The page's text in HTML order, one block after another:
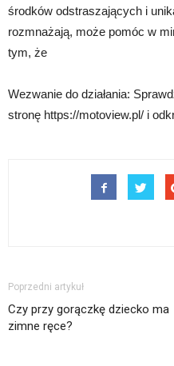
środków odstraszających i
rozmnażają, może pomóc w
tym, że
Wezwanie do działania:
stronę https://motoview.pl/ i
Poprzedni artykuł
Czy przy gorączkę dziecko ma
zimne ręce?